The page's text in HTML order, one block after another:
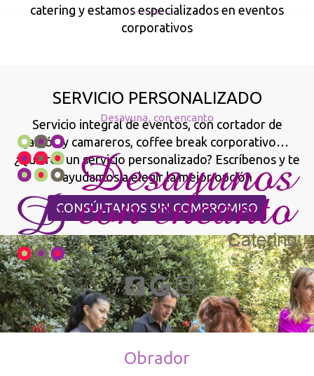
catering y estamos especializados en eventos
corporativos
SERVICIO PERSONALIZADO
Servicio integral de eventos, con cortador de
jamón y camareros, coffee break corporativo…
¿Quieres un servicio personalizado? Escríbenos y te
ayudamos a elegir la mejor opción
CONSÚLTANOS SIN COMPROMISO
Desayuna, con encanto
Obrador